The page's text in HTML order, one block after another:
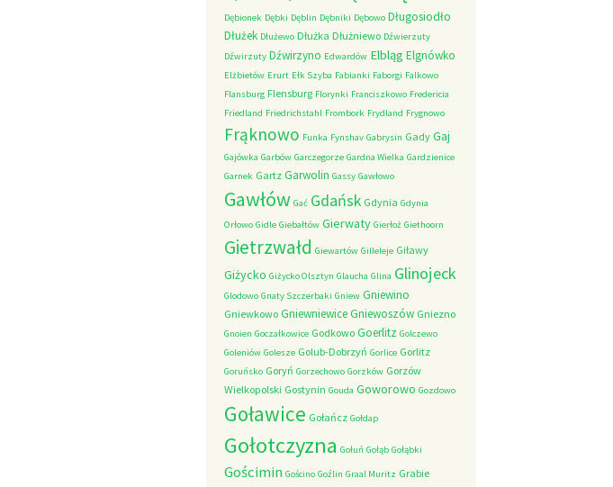
Dębionek Dębki Dęblin Dębniki Dębowo Długosiodło
Dłużek Dłużewo Dłużka Dłużniewo Dźwierzuty
Dźwirzuty Dźwirzyno Edwardów Elbląg Elgnówko
Elżbietów Erurt Ełk Szyba Fabianki Faborgi Falkowo
Flansburg Flensburg Florynki Franciszkowo Fredericia
Friedland Friedrichstahl Frombork Frydland Frygnowo
Frąknowo Funka Fynshav Gabrysin Gady Gaj
Gajówka Garbów Garczegorze Gardna Wielka Gardzienice
Garnek Gartz Garwolin Gassy Gawłowo
Gawłów Gać Gdańsk Gdynia Gdynia
Orłowo Gidle Giebałtów Gierwaty Gierłoż Giethoorn
Gietrzwałd Giewartów Gilleleje Giławy
Giżycko Giżycko Olsztyn Glaucha Glina Glinojeck
Glodowo Gnaty Szczerbaki Gniew Gniewino
Gniewkowo GniewniewiceGniewoszów Gniezno
Gnoien Goczałkowice Godkowo Goerlitz Golczewo
Goleniów Golesze Golub-Dobrzyń Gorlice Gorlitz
Goruńsko Goryń Gorzechowo Gorzków Gorzów
Wielkopolski Gostynin Gouda Goworowo Gozdowo
Goławice Gołańcz Gołdap
Gołotczyzna Gołuń Gołąb Gołąbki
Gościmin Gościno Goźlin Graal Muritz Grabie